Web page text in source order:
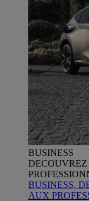
BUSINESS
BUSINESS,
AUX